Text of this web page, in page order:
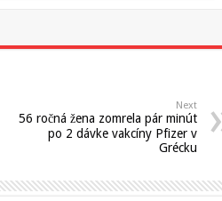
Next
56 ročná žena zomrela pár minút
po 2 dávke vakcíny Pfizer v
Grécku